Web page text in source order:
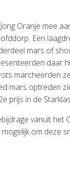
Oranje mee
Een
mars of
daar
marcheerden
mars optreden
prijs in de
vanuit het
om deze